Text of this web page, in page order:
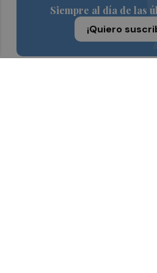
Siempre al día de las
¡Quiero